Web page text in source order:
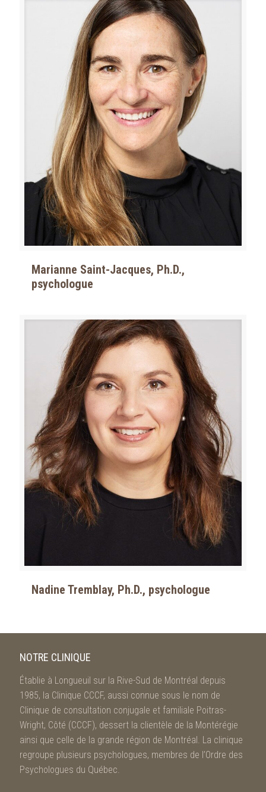
Marianne Saint-Jacques, Ph.D.,
psychologue
Nadine Tremblay, Ph.D., psychologue
NOTRE CLINIQUE
Établie à Longueuil sur la Rive-Sud de Montréal depuis
1985, la Clinique CCCF, aussi connue sous le nom de
Clinique de consultation conjugale et familiale Poitras-
Wright, Côté (CCCF), dessert la clientèle de la Montérégie
ainsi que celle de la grande région de Montréal. La clinique
regroupe plusieurs psychologues, membres de l’Ordre des
Psychologues du Québec.